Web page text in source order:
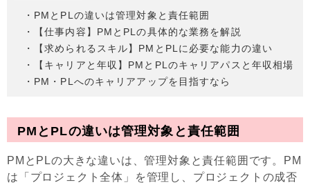
・PMとPLの違いは管理対象と責任範囲
・【仕事内容】PMとPLの具体的な業務を解説
・【求められるスキル】PMとPLに必要な能力の違い
・【キャリアと年収】PMとPLのキャリアパスと年収相場
・PM・PLへのキャリアアップを目指すなら
PMとPLの違いは管理対象と責任範囲
PMとPLの大きな違いは、管理対象と責任範囲です。PM
は「プロジェクト全体」を管理し、プロジェクトの成否